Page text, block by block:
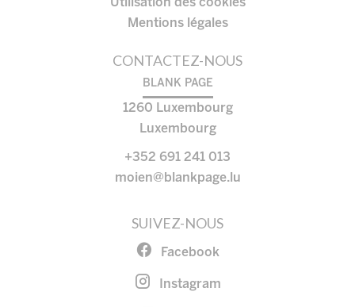
Utilisation des cookies
Mentions légales
CONTACTEZ-NOUS
BLANK PAGE
1260 Luxembourg
Luxembourg
+352 691 241 013
moien@blankpage.lu
SUIVEZ-NOUS
Facebook
Instagram